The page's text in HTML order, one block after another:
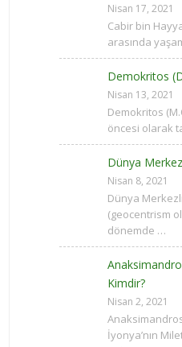
Nisan 17, 2021
Cabir bin
arasında
Demokritos
Nisan 13, 2021
Demokritos
öncesi olarak
Dünya
Nisan 8, 2021
Dünya
(geocentrism
dönemde …
Kimdir?
Nisan 2, 2021
İyonya’nın